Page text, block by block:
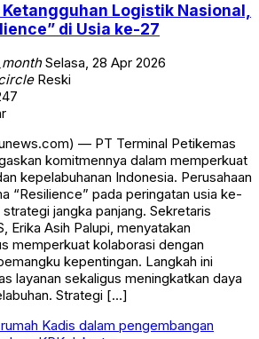
Ketangguhan Logistik Nasional,
di Usia ke-27
Selasa, 28 Apr 2026
Reski
— PT Terminal Petikemas
komitmennya dalam memperkuat
kepelabuhanan Indonesia. Perusahaan
“Resilience” pada peringatan usia ke-
jangka panjang. Sekretaris
Erika Asih Palupi, menyatakan
memperkuat kolaborasi dengan
kepentingan. Langkah ini
layanan sekaligus meningkatkan daya
Strategi […]